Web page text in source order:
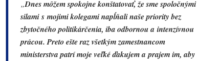
„Dnes môžem spokojne konštatovať, že sme spoločnými
silami s mojimi kolegami napĺňali naše priority bez
zbytočného politikárčenia, iba odbornou a intenzívnou
prácou. Preto ešte raz všetkým zamestnancom
ministerstva patrí moje veľké ďakujem a prajem im, aby